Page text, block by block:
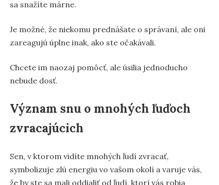
sa snažíte márne.
Je možné, že niekomu prednášate o správaní, ale oni
zareagujú úplne inak, ako ste očakávali.
Chcete im naozaj pomôcť, ale úsilia jednoducho
nebude dosť.
Význam snu o mnohých ľuďoch
zvracajúcich
Sen, v ktorom vidíte mnohých ľudí zvracať,
symbolizuje zlú energiu vo vašom okolí a varuje vás,
že by ste sa mali oddialiť od ľudí, ktorí vás robia